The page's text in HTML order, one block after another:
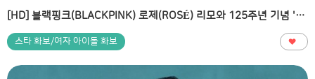
[HD] 블랙핑크(BLACKPINK) 로제(ROSÉ) 리모와 125주년 기념 'SEIT 1898 NEW York' 전시회 고화질 화보
스타 화보/여자 아이돌 화보